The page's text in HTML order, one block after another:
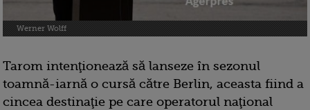
Werner Wolff
Tarom intenţionează să lanseze în sezonul
toamnă-iarnă o cursă către Berlin, aceasta fiind a
cincea destinaţie pe care operatorul naţional